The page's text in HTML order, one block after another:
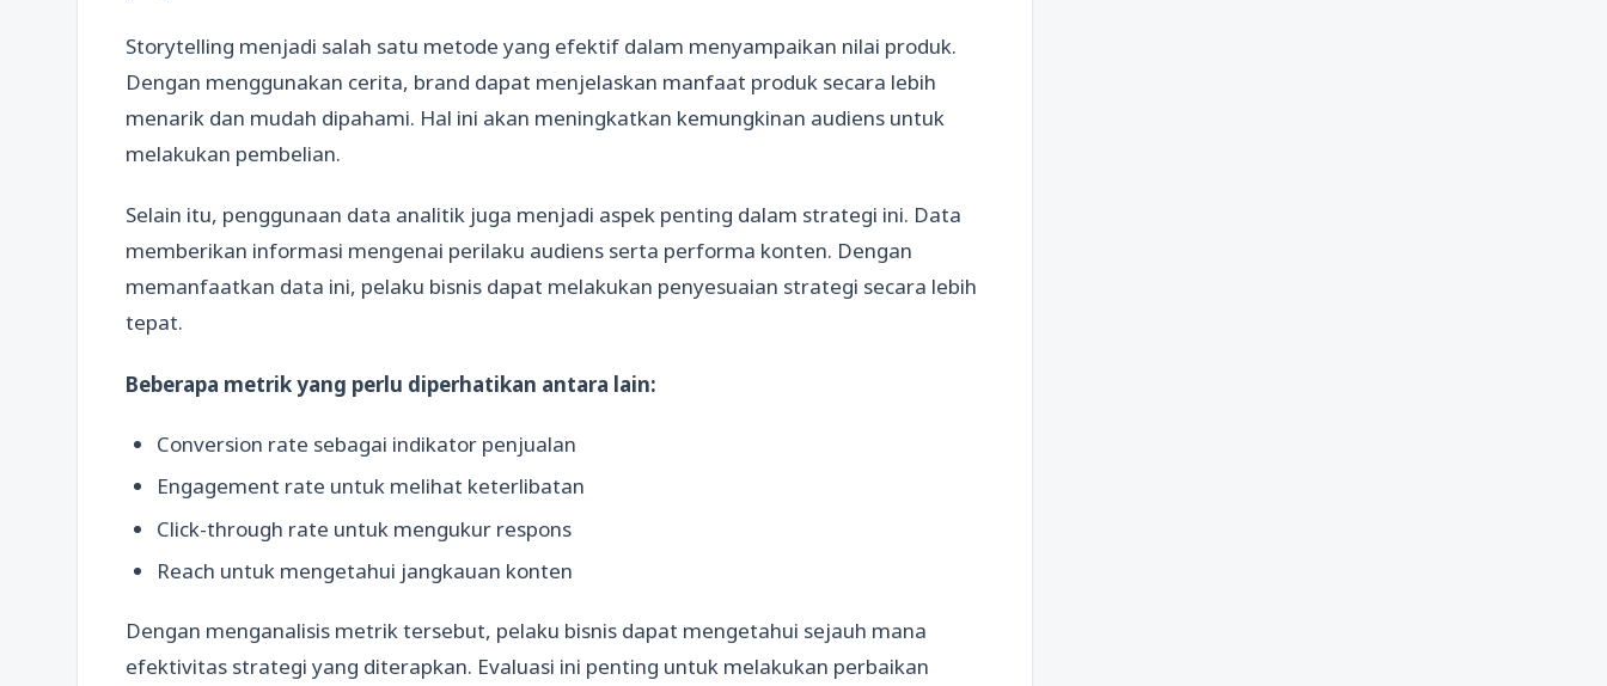
Storytelling menjadi salah satu metode yang efektif dalam menyampaikan nilai produk.
Dengan menggunakan cerita, brand dapat menjelaskan manfaat produk secara lebih
menarik dan mudah dipahami. Hal ini akan meningkatkan kemungkinan audiens untuk
melakukan pembelian.
Selain itu, penggunaan data analitik juga menjadi aspek penting dalam strategi ini. Data
memberikan informasi mengenai perilaku audiens serta performa konten. Dengan
memanfaatkan data ini, pelaku bisnis dapat melakukan penyesuaian strategi secara lebih
tepat.
Beberapa metrik yang perlu diperhatikan antara lain:
Conversion rate sebagai indikator penjualan
Engagement rate untuk melihat keterlibatan
Click-through rate untuk mengukur respons
Reach untuk mengetahui jangkauan konten
Dengan menganalisis metrik tersebut, pelaku bisnis dapat mengetahui sejauh mana
efektivitas strategi yang diterapkan. Evaluasi ini penting untuk melakukan perbaikan